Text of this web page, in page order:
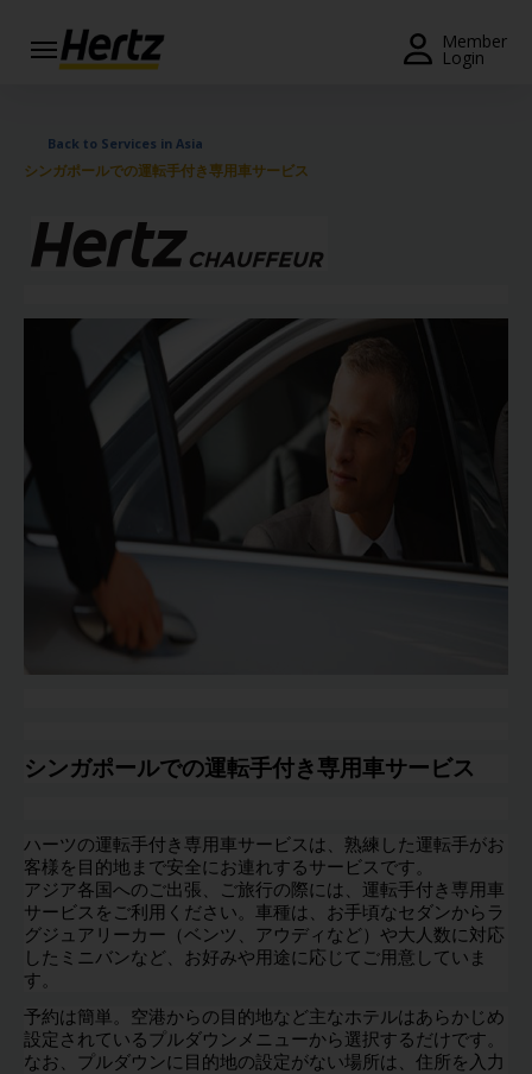
Member
Login
Menu
View /
/
Cancel
Special
Offers
Join /
EN/AU
Reservations
Locations
Hertz
Gold+
Vehicles
Product
&
Services
Back to Services in Asia
シンガポールでの運転手付き専用車サービス
シンガポールでの運転手付き専用車サービス
ハーツの運転手付き専用車サービスは、熟練した運転手がお
客様を目的地まで安全にお連れするサービスです。
アジア各国へのご出張、ご旅行の際には、運転手付き専用車
サービスをご利用ください。車種は、お手頃なセダンからラ
グジュアリーカー（ベンツ、アウディなど）や大人数に対応
したミニバンなど、お好みや用途に応じてご用意していま
す。
予約は簡単。空港からの目的地など主なホテルはあらかじめ
設定されているプルダウンメニューから選択するだけです。
なお、プルダウンに目的地の設定がない場所は、住所を入力